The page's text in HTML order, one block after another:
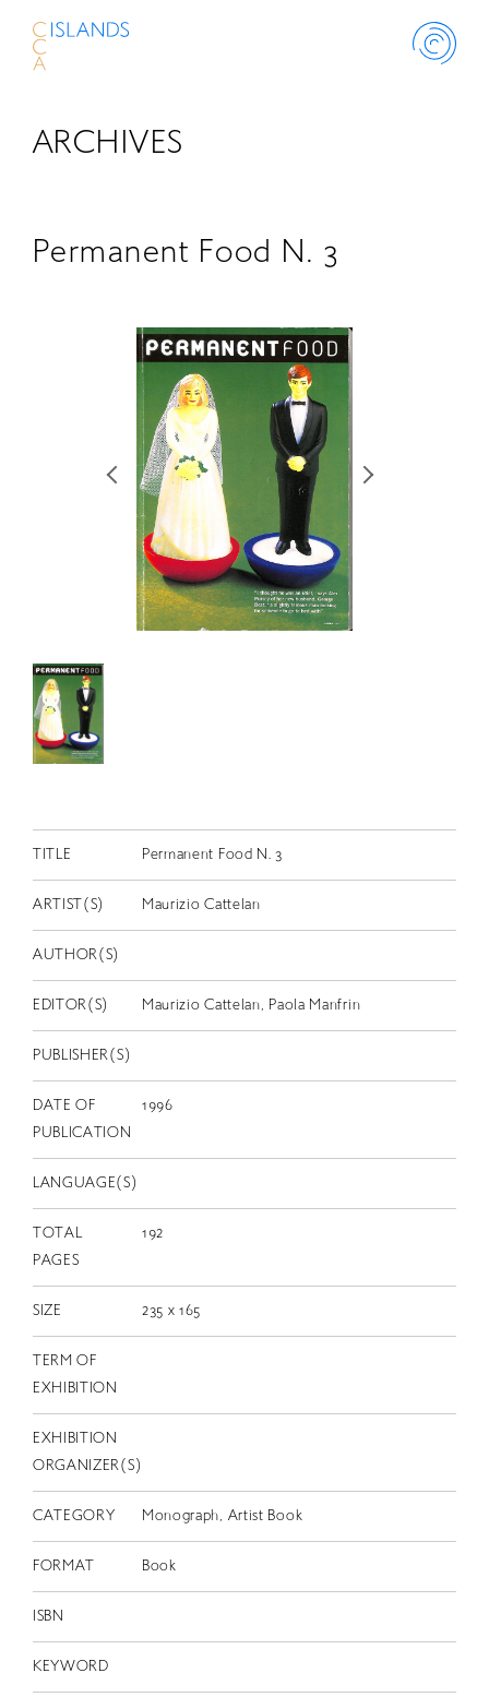
ABOUT
SCHOLARSHIP
RETRACE
コンサート
出演者
出版物
動画
EN
ARCHIVES
Permanent Food N. 3
TITLE Permanent Food N. 3
ARTIST(S) Maurizio Cattelan
AUTHOR(S)
EDITOR(S) Maurizio Cattelan, Paola Manfrin
PUBLISHER(S)
DATE OF
PUBLICATION
1996
LANGUAGE(S)
TOTAL
PAGES
192
SIZE 235 x 165
TERM OF
EXHIBITION
EXHIBITION
ORGANIZER(S)
CATEGORY Monograph, Artist Book
FORMAT Book
ISBN
KEYWORD